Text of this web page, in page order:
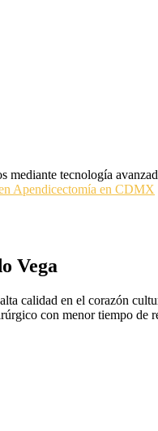
tecnología
Apendicectomía en CDMX
Vega
calidad en el corazón
con menor tiempo de